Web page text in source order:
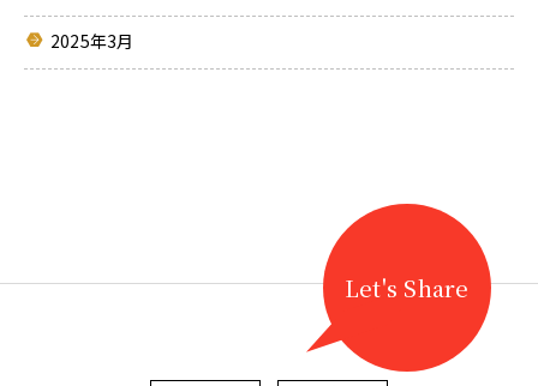
2025年3月
Let's Share